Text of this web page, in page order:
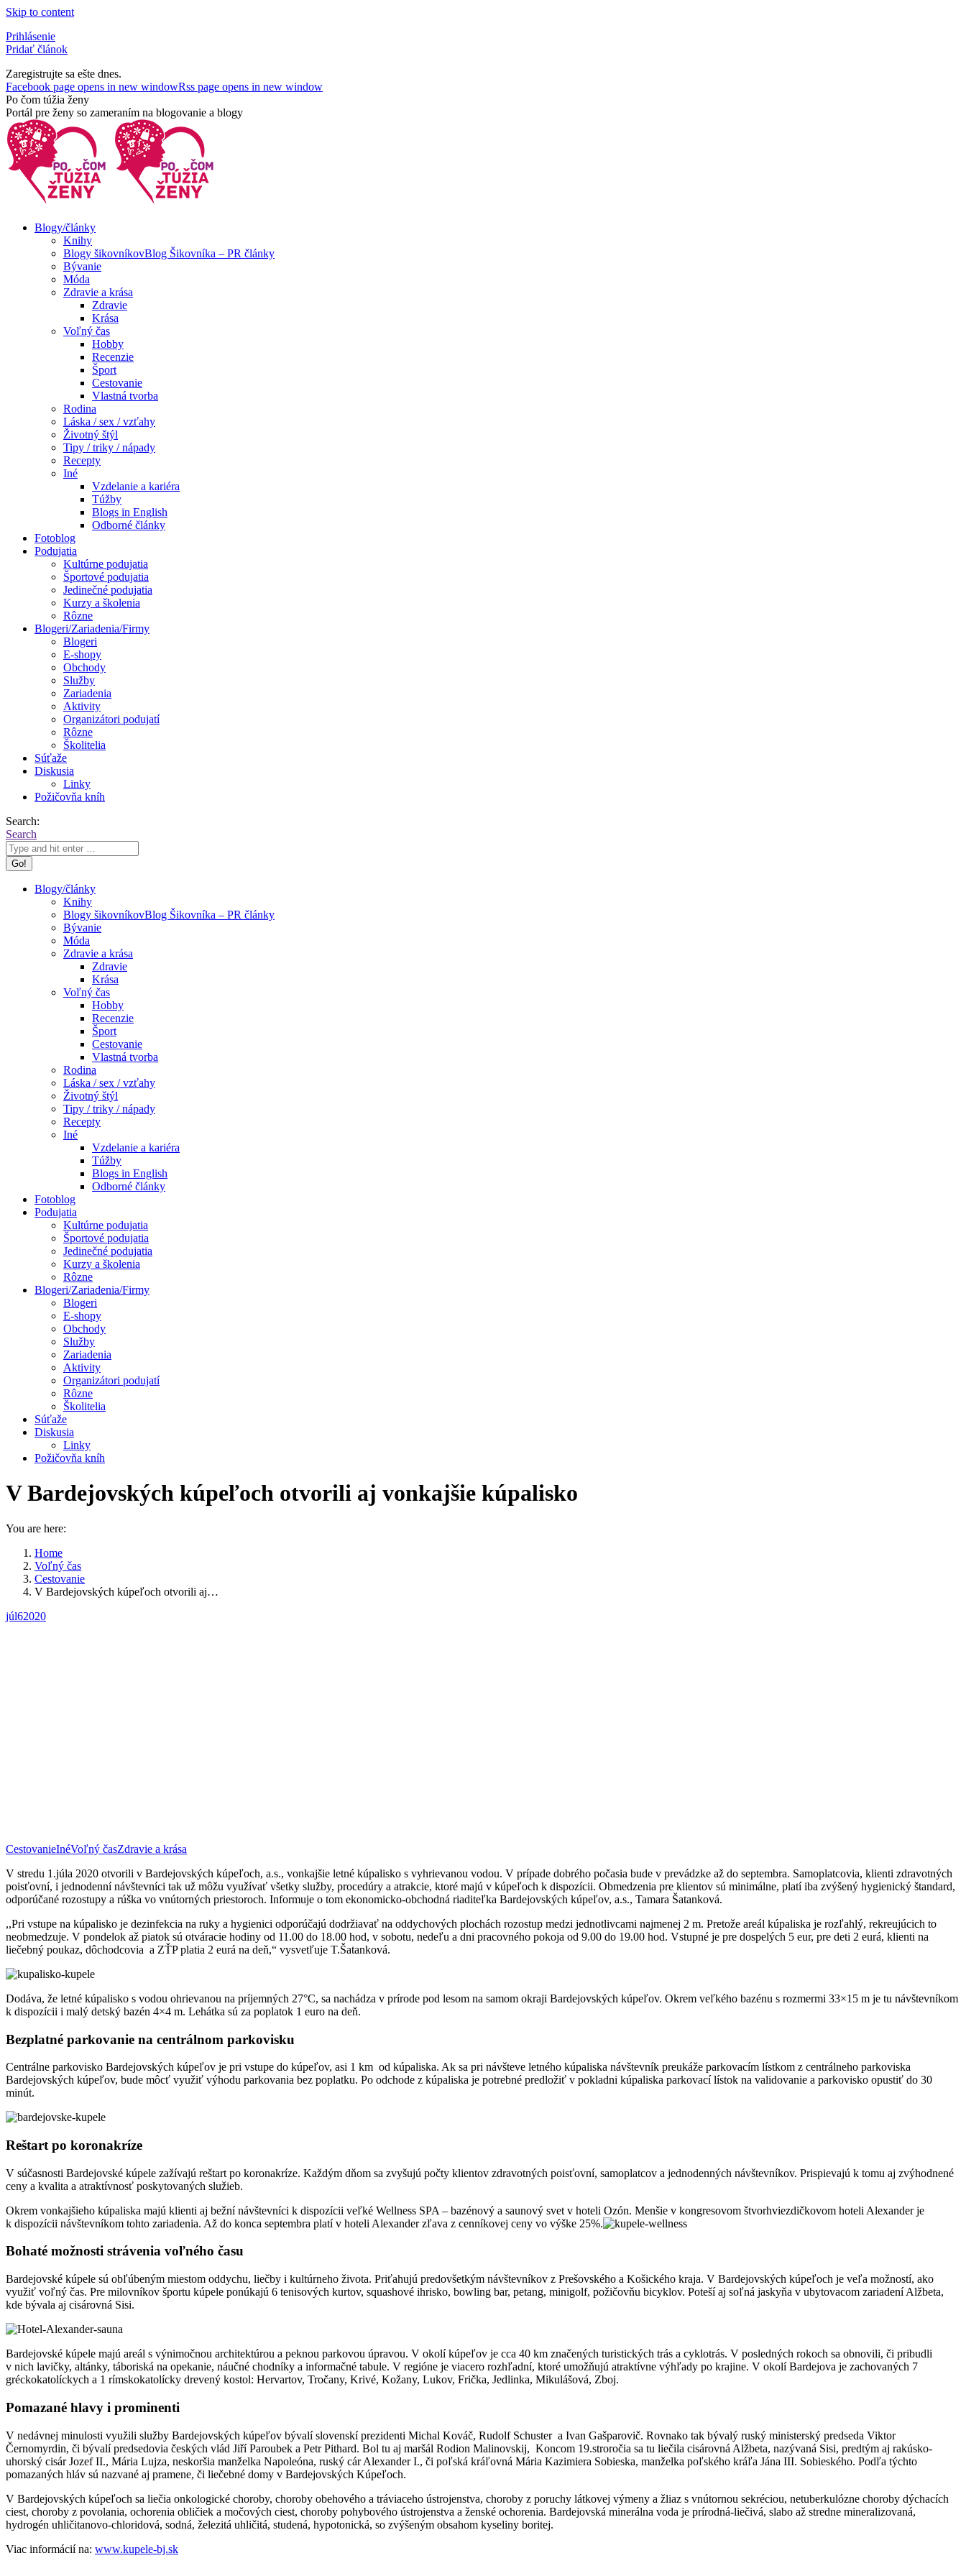
Skip to content
Prihlásenie
Pridať článok
Zaregistrujte sa ešte dnes.
Facebook page opens in new windowRss page opens in new window
Po čom túžia ženy
Portál pre ženy so zameraním na blogovanie a blogy
Blogy/články
Knihy
Blogy šikovníkovBlog Šikovníka – PR články
Bývanie
Móda
Zdravie a krása
Zdravie
Krása
Voľný čas
Hobby
Recenzie
Šport
Cestovanie
Vlastná tvorba
Rodina
Láska / sex / vzťahy
Životný štýl
Tipy / triky / nápady
Recepty
Iné
Vzdelanie a kariéra
Túžby
Blogs in English
Odborné články
Fotoblog
Podujatia
Kultúrne podujatia
Športové podujatia
Jedinečné podujatia
Kurzy a školenia
Rôzne
Blogeri/Zariadenia/Firmy
Blogeri
E-shopy
Obchody
Služby
Zariadenia
Aktivity
Organizátori podujatí
Rôzne
Školitelia
Súťaže
Diskusia
Linky
Požičovňa kníh
Search:
Search
Blogy/články
Knihy
Blogy šikovníkovBlog Šikovníka – PR články
Bývanie
Móda
Zdravie a krása
Zdravie
Krása
Voľný čas
Hobby
Recenzie
Šport
Cestovanie
Vlastná tvorba
Rodina
Láska / sex / vzťahy
Životný štýl
Tipy / triky / nápady
Recepty
Iné
Vzdelanie a kariéra
Túžby
Blogs in English
Odborné články
Fotoblog
Podujatia
Kultúrne podujatia
Športové podujatia
Jedinečné podujatia
Kurzy a školenia
Rôzne
Blogeri/Zariadenia/Firmy
Blogeri
E-shopy
Obchody
Služby
Zariadenia
Aktivity
Organizátori podujatí
Rôzne
Školitelia
Súťaže
Diskusia
Linky
Požičovňa kníh
V Bardejovských kúpeľoch otvorili aj vonkajšie kúpalisko
You are here:
Home
Voľný čas
Cestovanie
V Bardejovských kúpeľoch otvorili aj…
júl62020
CestovanieInéVoľný časZdravie a krása
V stredu 1.júla 2020 otvorili v Bardejovských kúpeľoch, a.s., vonkajšie letné kúpalisko s vyhrievanou vodou. V prípade dobrého počasia bude v prevádzke až do septembra. Samoplatcovia, klienti zdravotných
poisťovní, i jednodenní návštevníci tak už môžu využívať všetky služby, procedúry a atrakcie, ktoré majú v kúpeľoch k dispozícii. Obmedzenia pre klientov sú minimálne, platí iba zvýšený hygienický štandard,
odporúčané rozostupy a rúška vo vnútorných priestoroch. Informuje o tom ekonomicko-obchodná riaditeľka Bardejovských kúpeľov, a.s., Tamara Šatanková.
,,Pri vstupe na kúpalisko je dezinfekcia na ruky a hygienici odporúčajú dodržiavať na oddychových plochách rozostup medzi jednotlivcami najmenej 2 m. Pretože areál kúpaliska je rozľahlý, rekreujúcich to
neobmedzuje. V pondelok až piatok sú otváracie hodiny od 11.00 do 18.00 hod, v sobotu, nedeľu a dni pracovného pokoja od 9.00 do 19.00 hod. Vstupné je pre dospelých 5 eur, pre deti 2 eurá, klienti na
liečebný poukaz, dôchodcovia a ZŤP platia 2 eurá na deň,“ vysvetľuje T.Šatanková.
Dodáva, že letné kúpalisko s vodou ohrievanou na príjemných 27°C, sa nachádza v prírode pod lesom na samom okraji Bardejovských kúpeľov. Okrem veľkého bazénu s rozmermi 33×15 m je tu návštevníkom
k dispozícii i malý detský bazén 4×4 m. Lehátka sú za poplatok 1 euro na deň.
Bezplatné parkovanie na centrálnom parkovisku
Centrálne parkovisko Bardejovských kúpeľov je pri vstupe do kúpeľov, asi 1 km od kúpaliska. Ak sa pri návšteve letného kúpaliska návštevník preukáže parkovacím lístkom z centrálneho parkoviska
Bardejovských kúpeľov, bude môcť využiť výhodu parkovania bez poplatku. Po odchode z kúpaliska je potrebné predložiť v pokladni kúpaliska parkovací lístok na validovanie a parkovisko opustiť do 30
minút.
Reštart po koronakríze
V súčasnosti Bardejovské kúpele zažívajú reštart po koronakríze. Každým dňom sa zvyšujú počty klientov zdravotných poisťovní, samoplatcov a jednodenných návštevníkov. Prispievajú k tomu aj zvýhodnené
ceny a kvalita a atraktívnosť poskytovaných služieb.
Okrem vonkajšieho kúpaliska majú klienti aj bežní návštevníci k dispozícii veľké Wellness SPA – bazénový a saunový svet v hoteli Ozón. Menšie v kongresovom štvorhviezdičkovom hoteli Alexander je
k dispozícii návštevníkom tohto zariadenia. Až do konca septembra platí v hoteli Alexander zľava z cenníkovej ceny vo výške 25%.
Bohaté možnosti strávenia voľného času
Bardejovské kúpele sú obľúbeným miestom oddychu, liečby i kultúrneho života. Priťahujú predovšetkým návštevníkov z Prešovského a Košického kraja. V Bardejovských kúpeľoch je veľa možností, ako
využiť voľný čas. Pre milovníkov športu kúpele ponúkajú 6 tenisových kurtov, squashové ihrisko, bowling bar, petang, minigolf, požičovňu bicyklov. Poteší aj soľná jaskyňa v ubytovacom zariadení Alžbeta,
kde bývala aj cisárovná Sisi.
Bardejovské kúpele majú areál s výnimočnou architektúrou a peknou parkovou úpravou. V okolí kúpeľov je cca 40 km značených turistických trás a cyklotrás. V posledných rokoch sa obnovili, či pribudli
v nich lavičky, altánky, táboriská na opekanie, náučné chodníky a informačné tabule. V regióne je viacero rozhľadní, ktoré umožňujú atraktívne výhľady po krajine. V okolí Bardejova je zachovaných 7
gréckokatolíckych a 1 rímskokatolícky drevený kostol: Hervartov, Tročany, Krivé, Kožany, Lukov, Frička, Jedlinka, Mikulášová, Zboj.
Pomazané hlavy i prominenti
V nedávnej minulosti využili služby Bardejovských kúpeľov bývalí slovenskí prezidenti Michal Kováč, Rudolf Schuster a Ivan Gašparovič. Rovnako tak bývalý ruský ministerský predseda Viktor
Černomyrdin, či bývalí predsedovia českých vlád Jiří Paroubek a Petr Pithard. Bol tu aj maršál Rodion Malinovskij, Koncom 19.stroročia sa tu liečila cisárovná Alžbeta, nazývaná Sisi, predtým aj rakúsko-
uhorský cisár Jozef II., Mária Lujza, neskoršia manželka Napoleóna, ruský cár Alexander I., či poľská kráľovná Mária Kazimiera Sobieska, manželka poľského kráľa Jána III. Sobieského. Podľa týchto
pomazaných hláv sú nazvané aj pramene, či liečebné domy v Bardejovských Kúpeľoch.
V Bardejovských kúpeľoch sa liečia onkologické choroby, choroby obehového a tráviaceho ústrojenstva, choroby z poruchy látkovej výmeny a žliaz s vnútornou sekréciou, netuberkulózne choroby dýchacích
ciest, choroby z povolania, ochorenia obličiek a močových ciest, choroby pohybového ústrojenstva a ženské ochorenia. Bardejovská minerálna voda je prírodná-liečivá, slabo až stredne mineralizovaná,
hydrogén uhličitanovo-chloridová, sodná, železitá uhličitá, studená, hypotonická, so zvýšeným obsahom kyseliny boritej.
Viac informácií na: www.kupele-bj.sk